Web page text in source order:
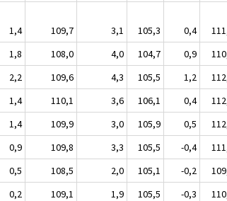
1,4 109,7 3,1 105,3 0,4
1,8 108,0 4,0 104,7 0,9
2,2 109,6 4,3 105,5 1,2
1,4 110,1 3,6 106,1 0,4
1,4 109,9 3,0 105,9 0,5
0,9 109,8 3,3 105,5 -0,4
0,5 108,5 2,0 105,1 -0,2
0,2 109,1 1,9 105,5 -0,3